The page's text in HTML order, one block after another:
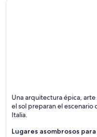
Histórico, Catedrales y
Una arquitectura épica, arte
el sol preparan el escenario
Italia.
Lugares asombrosos